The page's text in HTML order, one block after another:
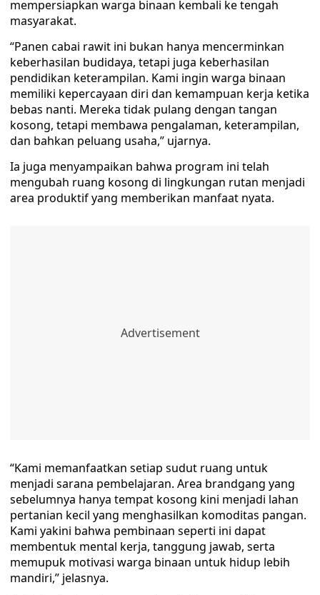
mempersiapkan warga binaan kembali ke tengah
masyarakat.
“Panen cabai rawit ini bukan hanya mencerminkan
keberhasilan budidaya, tetapi juga keberhasilan
pendidikan keterampilan. Kami ingin warga binaan
memiliki kepercayaan diri dan kemampuan kerja ketika
bebas nanti. Mereka tidak pulang dengan tangan
kosong, tetapi membawa pengalaman, keterampilan,
dan bahkan peluang usaha,” ujarnya.
Ia juga menyampaikan bahwa program ini telah
mengubah ruang kosong di lingkungan rutan menjadi
area produktif yang memberikan manfaat nyata.
“Kami memanfaatkan setiap sudut ruang untuk
menjadi sarana pembelajaran. Area brandgang yang
sebelumnya hanya tempat kosong kini menjadi lahan
pertanian kecil yang menghasilkan komoditas pangan.
Kami yakini bahwa pembinaan seperti ini dapat
membentuk mental kerja, tanggung jawab, serta
memupuk motivasi warga binaan untuk hidup lebih
mandiri,” jelasnya.